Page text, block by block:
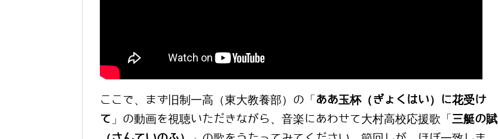
ここで、まず旧制一高（東大教養部）の「ああ玉杯（ぎょくはい）に花受け
て 」の動画を視聴いただきながら、音楽にあわせて大村高校応援歌「三艇の賦